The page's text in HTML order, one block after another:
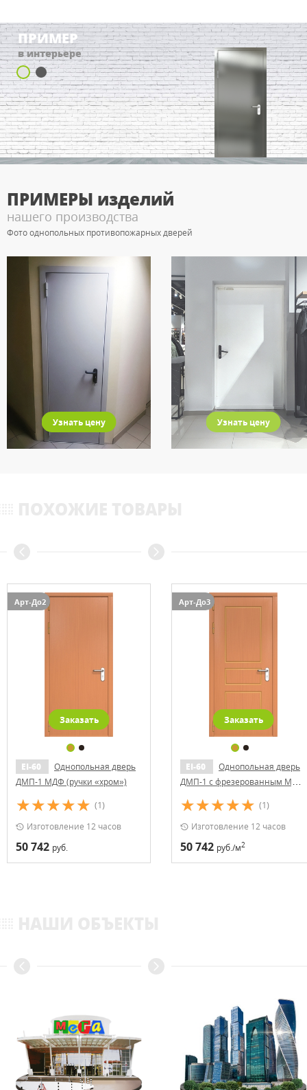
ПРИМЕР
в интерьере
ПРИМЕРЫ изделий
нашего производства
Фото однопольных противопожарных дверей
Узнать цену Узнать цену
Арт-До2
Заказать
EI-60
Однопольная дверь
ДМП-1 МДФ (ручки «хром»)
(1)
Изготовление 12 часов
50 742 руб.
Арт-До3
Заказать
EI-60
Однопольная дверь
ДМП-1 с фрезерованным МДФ
(ручки «хром»)
(1)
Изготовление 12 часов
50 742 руб./м2